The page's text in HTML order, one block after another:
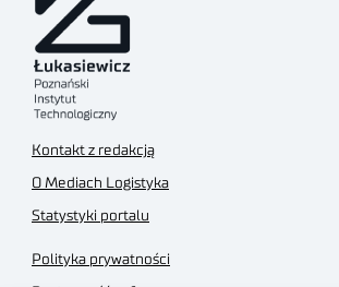
Kontakt z redakcją
O Mediach Logistyka
Statystyki portalu
Polityka prywatności